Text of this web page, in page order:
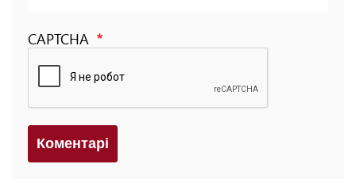
CAPTCHA
Коментарi